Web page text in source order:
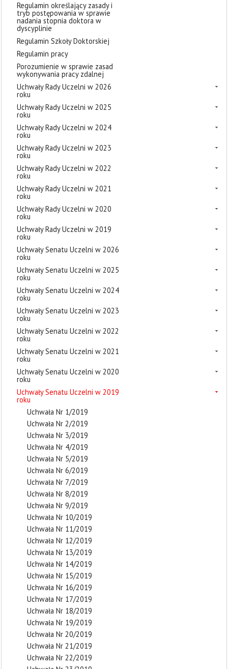
Regulamin określający zasady i
tryb postępowania w sprawie
nadania stopnia doktora w
dyscyplinie
Regulamin Szkoły Doktorskiej
Regulamin pracy
Porozumienie w sprawie zasad
wykonywania pracy zdalnej
Uchwały Rady Uczelni w 2026
roku
Uchwały Rady Uczelni w 2025
roku
Uchwały Rady Uczelni w 2024
roku
Uchwały Rady Uczelni w 2023
roku
Uchwały Rady Uczelni w 2022
roku
Uchwały Rady Uczelni w 2021
roku
Uchwały Rady Uczelni w 2020
roku
Uchwały Rady Uczelni w 2019
roku
Uchwały Senatu Uczelni w 2026
roku
Uchwały Senatu Uczelni w 2025
roku
Uchwały Senatu Uczelni w 2024
roku
Uchwały Senatu Uczelni w 2023
roku
Uchwały Senatu Uczelni w 2022
roku
Uchwały Senatu Uczelni w 2021
roku
Uchwały Senatu Uczelni w 2020
roku
Uchwały Senatu Uczelni w 2019
roku
Uchwała Nr 1/2019
Uchwała Nr 2/2019
Uchwała Nr 3/2019
Uchwała Nr 4/2019
Uchwała Nr 5/2019
Uchwała Nr 6/2019
Uchwała Nr 7/2019
Uchwała Nr 8/2019
Uchwała Nr 9/2019
Uchwała Nr 10/2019
Uchwała Nr 11/2019
Uchwała Nr 12/2019
Uchwała Nr 13/2019
Uchwała Nr 14/2019
Uchwała Nr 15/2019
Uchwała Nr 16/2019
Uchwała Nr 17/2019
Uchwała Nr 18/2019
Uchwała Nr 19/2019
Uchwała Nr 20/2019
Uchwała Nr 21/2019
Uchwała Nr 22/2019